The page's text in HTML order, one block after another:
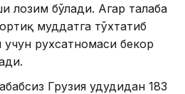
лозим бўлади. Агар талаба
муддатга тўхтатиб
рухсатномаси бекор
Грузия ҳудудидан 183